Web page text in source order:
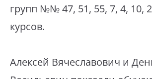
групп №№ 47, 51, 55, 7, 4, 10,
курсов.
Алексей Вячеславович и